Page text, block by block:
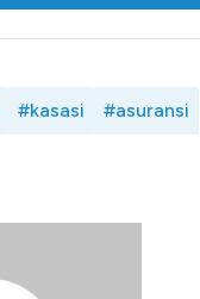
#kasasi #asuransi